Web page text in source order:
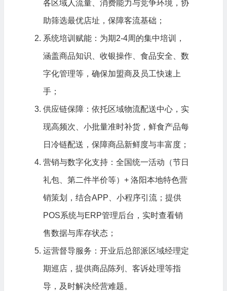
各区域人流量、消费能力与竞争环境，协
助筛选最优店址，保障客流基础；
系统培训赋能：为期2-4周的集中培训，
涵盖商品知识、收银操作、食品安全、数
字化管理等，确保加盟商及员工快速上
手；
供应链保障：依托区域物流配送中心，实
现高频次、小批量准时补货，鲜食产品每
日冷链配送，保障商品新鲜度与丰富度；
营销与数字化支持：全国统一活动（节日
礼包、第二件半价等）+ 洛阳本地特色营
销策划，结合APP、小程序引流；提供
POS系统与ERP管理后台，实时查看销
售数据与库存状态；
运营督导服务：开业后总部派区域经理定
期巡店，提供商品陈列、客诉处理等指
导，及时解决经营难题。